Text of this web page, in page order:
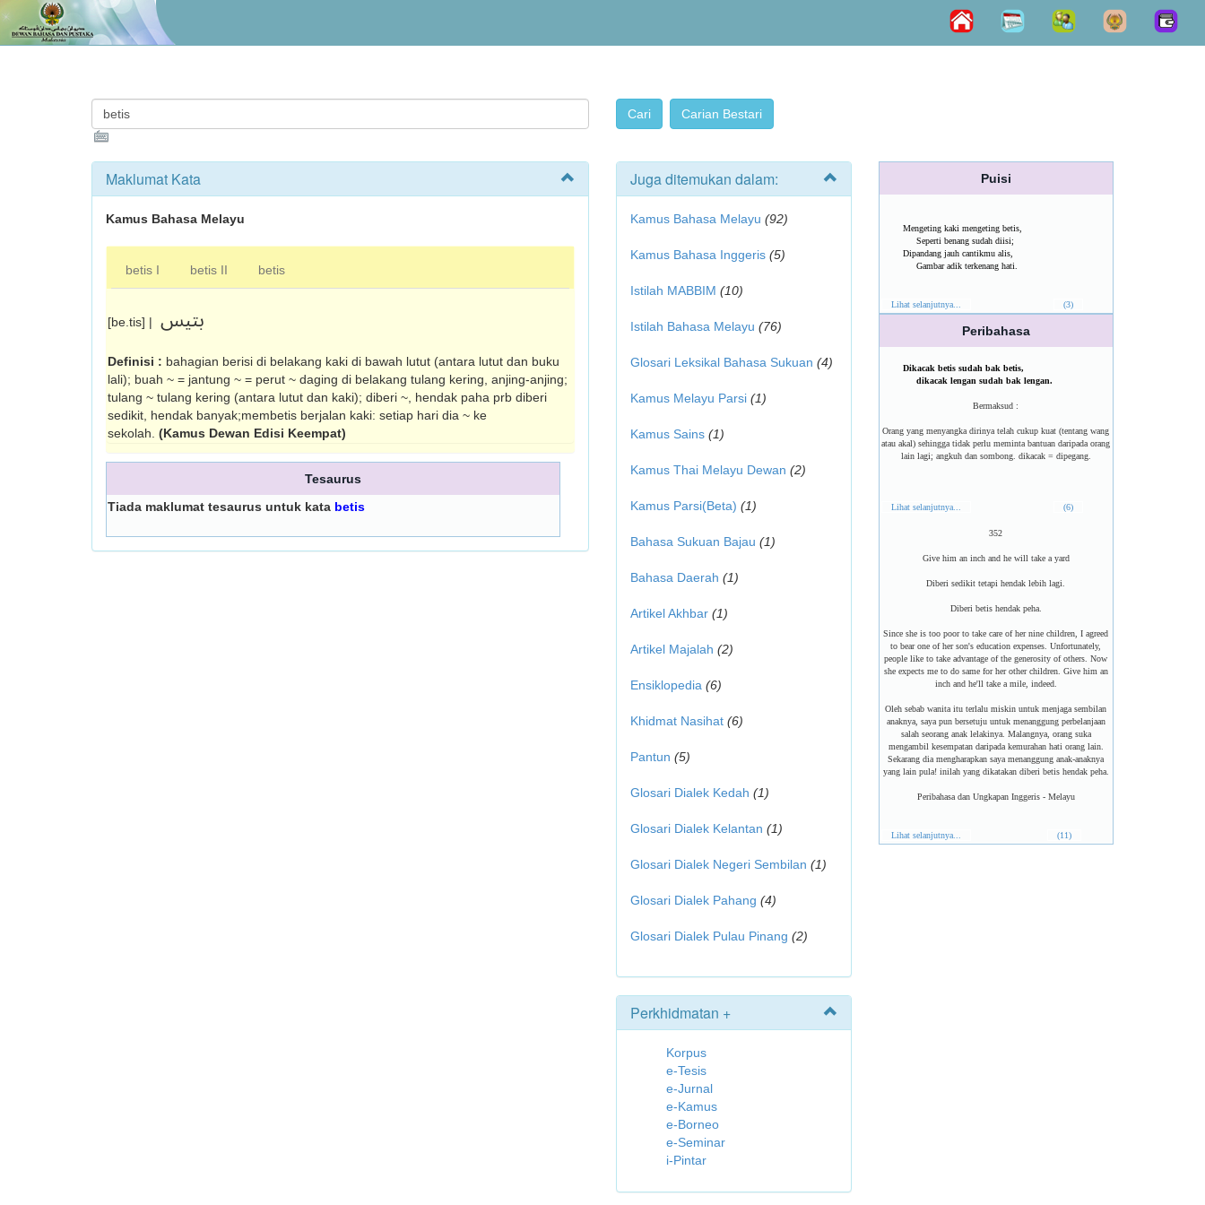
Maklumat Kata
Kamus Bahasa Melayu
betis I betis II betis
[be.tis] | بتيس
Definisi : bahagian berisi di belakang kaki di bawah lutut (antara lutut dan buku
lali); buah ~ = jantung ~ = perut ~ daging di belakang tulang kering, anjing-anjing;
tulang ~ tulang kering (antara lutut dan kaki); diberi ~, hendak paha prb diberi
sedikit, hendak banyak;membetis berjalan kaki: setiap hari dia ~ ke
sekolah. (Kamus Dewan Edisi Keempat)
Tesaurus
Tiada maklumat tesaurus untuk kata betis
Juga ditemukan dalam:
Kamus Bahasa Melayu (92)
Kamus Bahasa Inggeris (5)
Istilah MABBIM (10)
Istilah Bahasa Melayu (76)
Glosari Leksikal Bahasa Sukuan (4)
Kamus Melayu Parsi (1)
Kamus Sains (1)
Kamus Thai Melayu Dewan (2)
Kamus Parsi(Beta) (1)
Bahasa Sukuan Bajau (1)
Bahasa Daerah (1)
Artikel Akhbar (1)
Artikel Majalah (2)
Ensiklopedia (6)
Khidmat Nasihat (6)
Pantun (5)
Glosari Dialek Kedah (1)
Glosari Dialek Kelantan (1)
Glosari Dialek Negeri Sembilan (1)
Glosari Dialek Pahang (4)
Glosari Dialek Pulau Pinang (2)
Perkhidmatan +
Korpus
e-Tesis
e-Jurnal
e-Kamus
e-Borneo
e-Seminar
i-Pintar
Puisi
Mengeting kaki mengeting betis,
Seperti benang sudah diisi;
Dipandang jauh cantikmu alis,
Gambar adik terkenang hati.
Lihat selanjutnya... (3)
Peribahasa
Dikacak betis sudah bak betis,
dikacak lengan sudah bak lengan.
Bermaksud :
Orang yang menyangka dirinya telah cukup kuat (tentang wang
atau akal) sehingga tidak perlu meminta bantuan daripada orang
lain lagi; angkuh dan sombong. dikacak = dipegang.
Lihat selanjutnya... (6)
352
Give him an inch and he will take a yard
Diberi sedikit tetapi hendak lebih lagi.
Diberi betis hendak peha.
Since she is too poor to take care of her nine children, I agreed
to bear one of her son's education expenses. Unfortunately,
people like to take advantage of the generosity of others. Now
she expects me to do same for her other children. Give him an
inch and he'll take a mile, indeed.
Oleh sebab wanita itu terlalu miskin untuk menjaga sembilan
anaknya, saya pun bersetuju untuk menanggung perbelanjaan
salah seorang anak lelakinya. Malangnya, orang suka
mengambil kesempatan daripada kemurahan hati orang lain.
Sekarang dia mengharapkan saya menanggung anak-anaknya
yang lain pula! inilah yang dikatakan diberi betis hendak peha.
Peribahasa dan Ungkapan Inggeris - Melayu
Lihat selanjutnya... (11)